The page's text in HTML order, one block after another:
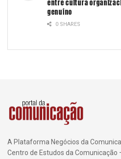
entre cultura
genuíno
0 SHARES
A Plataforma Negócios da
Centro de Estudos da Comunicação